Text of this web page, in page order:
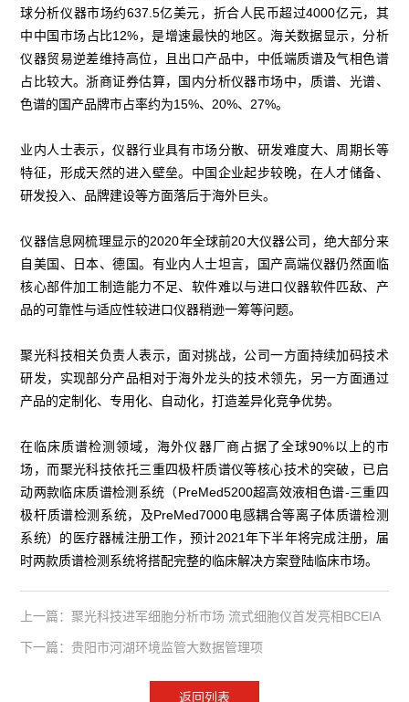
球分析仪器市场约637.5亿美元，折合人民币超过4000亿元，其
中中国市场占比12%，是增速最快的地区。海关数据显示，分析
仪器贸易逆差维持高位，且出口产品中，中低端质谱及气相色谱
占比较大。浙商证券估算，国内分析仪器市场中，质谱、光谱、
色谱的国产品牌市占率约为15%、20%、27%。
业内人士表示，仪器行业具有市场分散、研发难度大、周期长等
特征，形成天然的进入壁垒。中国企业起步较晚，在人才储备、
研发投入、品牌建设等方面落后于海外巨头。
仪器信息网梳理显示的2020年全球前20大仪器公司，绝大部分来
自美国、日本、德国。有业内人士坦言，国产高端仪器仍然面临
核心部件加工制造能力不足、软件难以与进口仪器软件匹敌、产
品的可靠性与适应性较进口仪器稍逊一筹等问题。
聚光科技相关负责人表示，面对挑战，公司一方面持续加码技术
研发，实现部分产品相对于海外龙头的技术领先，另一方面通过
产品的定制化、专用化、自动化，打造差异化竞争优势。
在临床质谱检测领域，海外仪器厂商占据了全球90%以上的市
场，而聚光科技依托三重四极杆质谱仪等核心技术的突破，已启
动两款临床质谱检测系统（PreMed5200超高效液相色谱-三重四
极杆质谱检测系统，及PreMed7000电感耦合等离子体质谱检测
系统）的医疗器械注册工作，预计2021年下半年将完成注册，届
时两款质谱检测系统将搭配完整的临床解决方案登陆临床市场。
上一篇：聚光科技进军细胞分析市场 流式细胞仪首发亮相BCEIA
下一篇：贵阳市河湖环境监管大数据管理项
返回列表